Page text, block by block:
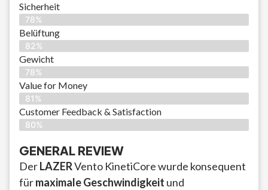
Sicherheit
78%
Belüftung
82%
Gewicht
78%
Value for Money
81%
Customer Feedback & Satisfaction​
80%
GENERAL REVIEW
DerLAZERVento KinetiCore wurde konsequent
fürmaximale Geschwindigkeit und